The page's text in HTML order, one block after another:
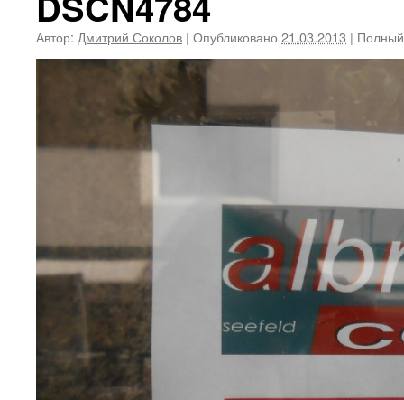
Автор: Дмитрий Соколов | Опубликовано 21.03.2013 |